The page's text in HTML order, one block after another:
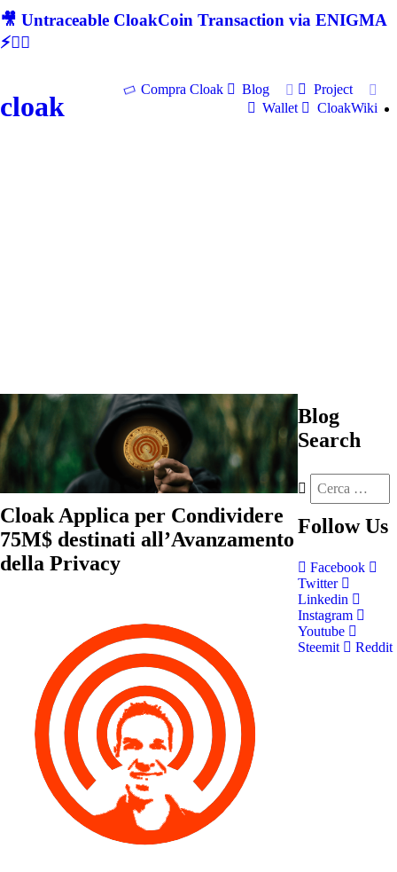
🎥 Untraceable CloakCoin Transaction via ENIGMA
⚡🕵‍♂
cloak
Compra Cloak Blog
Project
Wallet
CloakWiki
Cloak Applica per Condividere
75M$ destinati all’Avanzamento
della Privacy
Blog
Search
Follow Us
Facebook
Twitter
Linkedin
Instagram
Youtube
Steemit
Reddit